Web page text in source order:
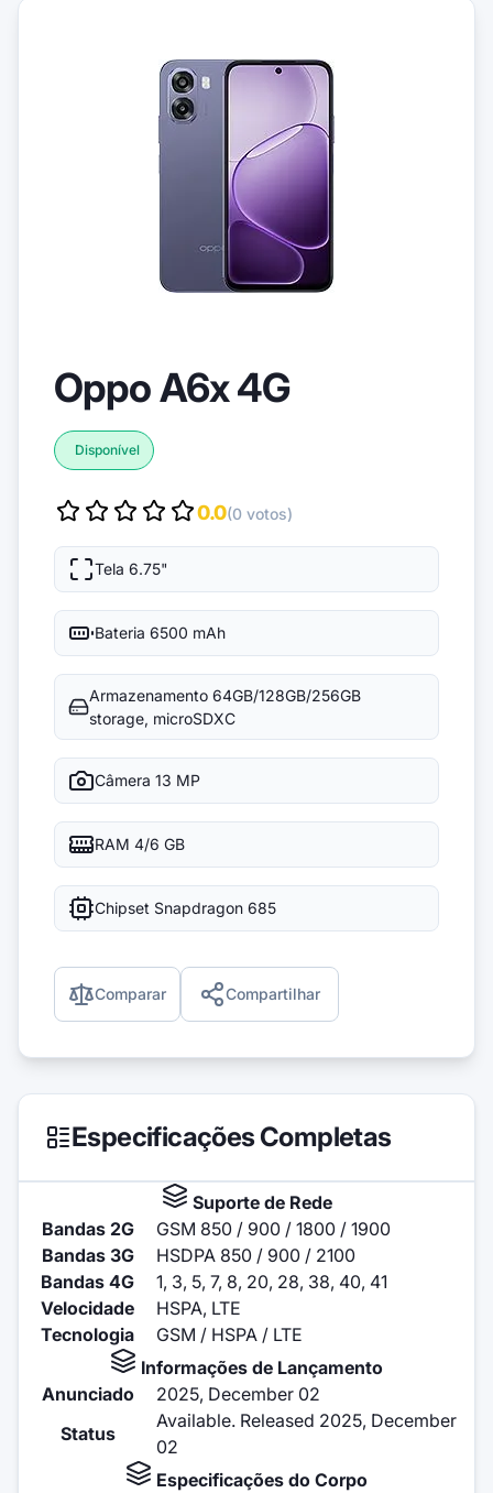
Oppo A6x 4G
Disponível
0.0(0 votos)
Tela 6.75"
Bateria 6500 mAh
Armazenamento 64GB/128GB/256GB
storage, microSDXC
Câmera 13 MP
RAM 4/6 GB
Chipset Snapdragon 685
Comparar Compartilhar
Especificações Completas
Suporte de Rede
Bandas 2G
GSM 850 / 900 / 1800 / 1900
Bandas 3G
HSDPA 850 / 900 / 2100
Bandas 4G
1, 3, 5, 7, 8, 20, 28, 38, 40, 41
Velocidade
HSPA, LTE
Tecnologia
GSM / HSPA / LTE
Informações de Lançamento
Anunciado
2025, December 02
Status
Available. Released 2025, December
02
Especificações do Corpo